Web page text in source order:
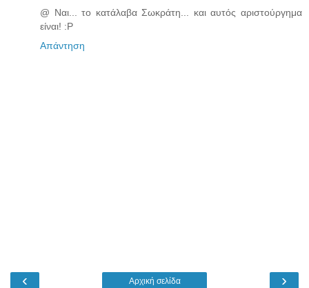
@ Ναι... το κατάλαβα Σωκράτη... και αυτός αριστούργημα
είναι! :P
Απάντηση
‹ ›
Αρχική σελίδα